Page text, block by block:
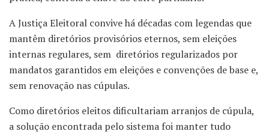
A Justiça Eleitoral convive há décadas com legendas que
mantêm diretórios provisórios eternos, sem eleições
internas regulares, sem diretórios regularizados por
mandatos garantidos em eleições e convenções de base e,
sem renovação nas cúpulas.
Como diretórios eleitos dificultariam arranjos de cúpula,
a solução encontrada pelo sistema foi manter tudo